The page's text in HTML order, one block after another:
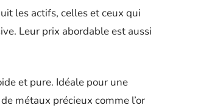
les actifs, celles et ceux qui
Leur prix abordable est aussi
et pure. Idéale pour une
métaux précieux comme l’or